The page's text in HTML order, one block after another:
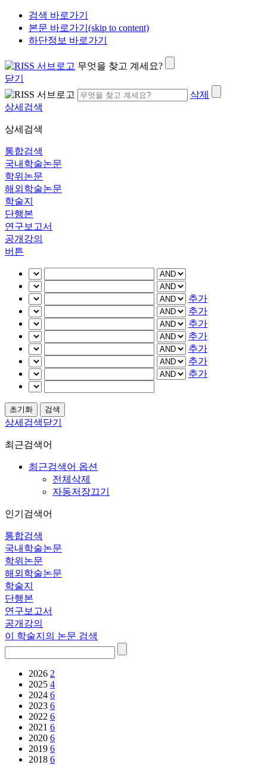
검색 바로가기
본문 바로가기(skip to content)
하단정보 바로가기
무엇을 찾고 계세요?
닫기
삭제
상세검색
상세검색
통합검색
국내학술논문
학위논문
해외학술논문
학술지
단행본
연구보고서
공개강의
버튼
추가
추가
추가
추가
추가
추가
추가
상세검색닫기
최근검색어
최근검색어 옵션
전체삭제
자동저장끄기
인기검색어
통합검색
국내학술논문
학위논문
해외학술논문
학술지
단행본
연구보고서
공개강의
이 학술지의 논문 검색
2026 2
2025 4
2024 6
2023 6
2022 6
2021 6
2020 6
2019 6
2018 6